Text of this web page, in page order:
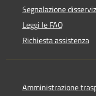
Segnalazione
Leggi le FAQ
Richiesta assistenza
Amministrazione